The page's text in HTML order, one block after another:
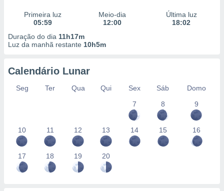
Primeira luz
05:59
Meio-dia
12:00
Última luz
18:02
Duração do dia 11h17m
Luz da manhã restante 10h5m
Calendário Lunar
Seg Ter Qua Qui Sex Sáb
Domo
7
8 9
10 11 12 13 14 15 16
17 18 19 20